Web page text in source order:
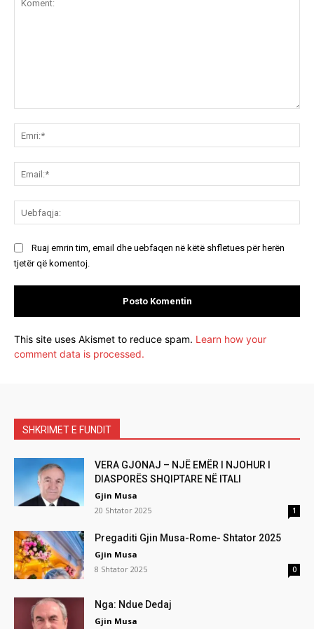
Ruaj emrin tim, email dhe uebfaqen në këtë shfletues për herën
tjetër që komentoj.
This site uses Akismet to reduce spam. Learn how your
comment data is processed.
SHKRIMET E FUNDIT
VERA GJONAJ – NJË EMËR I NJOHUR I
DIASPORËS SHQIPTARE NË ITALI
Gjin Musa
20 Shtator 2025
1
Pregaditi Gjin Musa-Rome- Shtator 2025
Gjin Musa
8 Shtator 2025
0
Nga: Ndue Dedaj
Gjin Musa